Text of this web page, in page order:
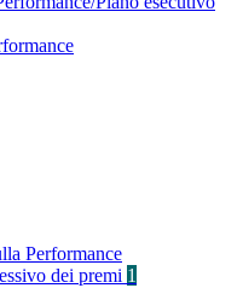
Performance
dei premi 1